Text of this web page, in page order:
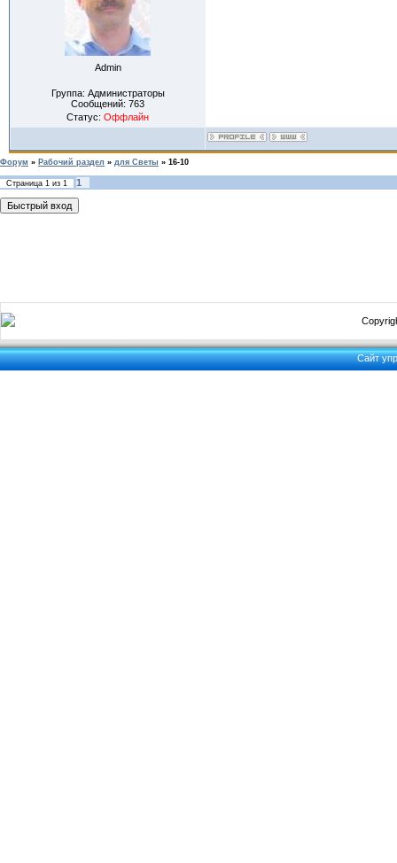
Admin
Группа: Администраторы
Сообщений: 763
Статус: Оффлайн
Форум » Рабочий раздел » для Светы » 16-10
Страница 1 из 1 1
Сайт